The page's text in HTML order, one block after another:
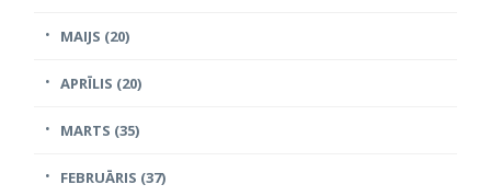
MAIJS (20)
APRĪLIS (20)
MARTS (35)
FEBRUĀRIS (37)